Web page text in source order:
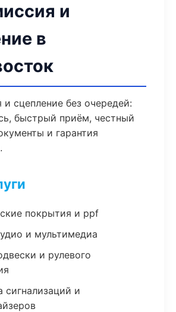
и
в
сцепление без очередей:
быстрый приём, честный
и гарантия
покрытия и ppf
и мультимедиа
и рулевого
сигнализаций и